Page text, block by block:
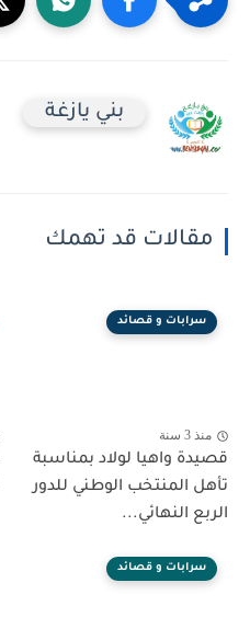
بني يازغة
مقالات قد تهمك
سرابات و قصائد
منذ 3 سنة
قصيدة واهيا لولاد بمناسبة
تأهل المنتخب الوطني للدور
الربع النهائي...
سرابات و قصائد